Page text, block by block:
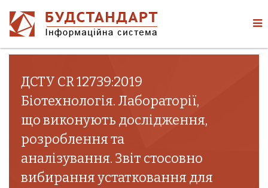
ДСТУ CR 12739:2019
Біотехнологія. Лабораторії,
що виконують дослідження,
розроблення та
аналізування. Звіт стосовно
вибирання устатковання для